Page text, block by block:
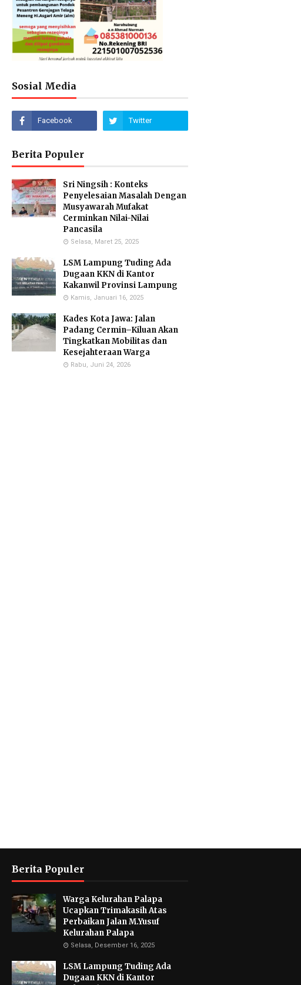
Sosial Media
Berita Populer
Sri Ningsih : Konteks
Penyelesaian Masalah Dengan
Musyawarah Mufakat
Cerminkan Nilai-Nilai
Pancasila
Selasa, Maret 25, 2025
LSM Lampung Tuding Ada
Dugaan KKN di Kantor
Kakanwil Provinsi Lampung
Kamis, Januari 16, 2025
Kades Kota Jawa: Jalan
Padang Cermin–Kiluan Akan
Tingkatkan Mobilitas dan
Kesejahteraan Warga
Rabu, Juni 24, 2026
Berita Populer
Warga Kelurahan Palapa
Ucapkan Trimakasih Atas
Perbaikan Jalan M.Yusuf
Kelurahan Palapa
Selasa, Desember 16, 2025
LSM Lampung Tuding Ada
Dugaan KKN di Kantor